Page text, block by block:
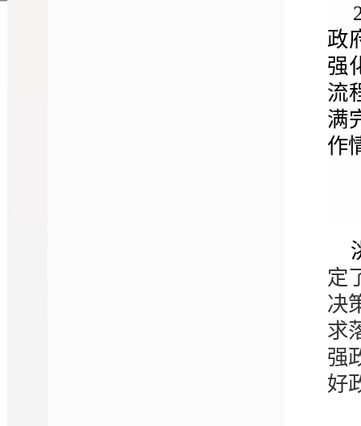
政
强
流
满
作
定
决
求
强
好